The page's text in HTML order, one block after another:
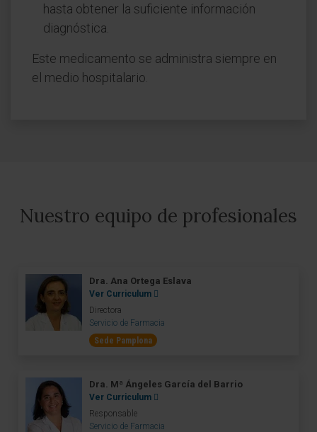
hasta obtener la suficiente información
diagnóstica.
Este medicamento se administra siempre en
el medio hospitalario.
Nuestro equipo de profesionales
Dra. Ana Ortega Eslava
Ver Curriculum
Directora
Servicio de Farmacia
Sede Pamplona
Dra. Mª Ángeles García del Barrio
Ver Curriculum
Responsable
Servicio de Farmacia